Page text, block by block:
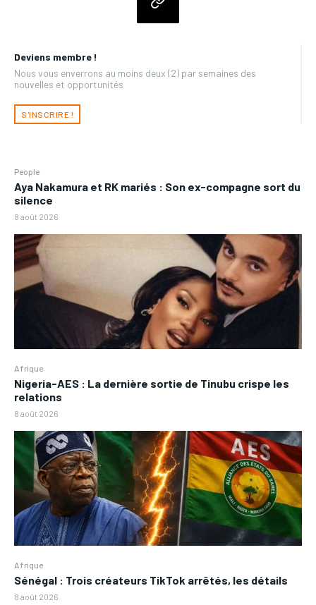
Deviens membre !
Nous vous enverrons au moins deux (2) par semaines des
nouvelles et opportunités
S'INSCRIRE !
People
Aya Nakamura et RK mariés : Son ex-compagne sort du
silence
8 août 2026
Afrique
Nigeria-AES : La dernière sortie de Tinubu crispe les
relations
8 août 2026
Afrique
Sénégal : Trois créateurs TikTok arrêtés, les détails
8 août 2026